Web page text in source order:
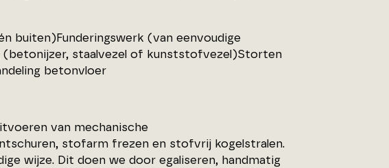
buiten)Funderingswerk (van eenvoudige
staalvezel of kunststofvezel)Storten
betonvloer
van mechanische
stofarm frezen en stofvrij kogelstralen.
wijze. Dit doen we door egaliseren, handmatig